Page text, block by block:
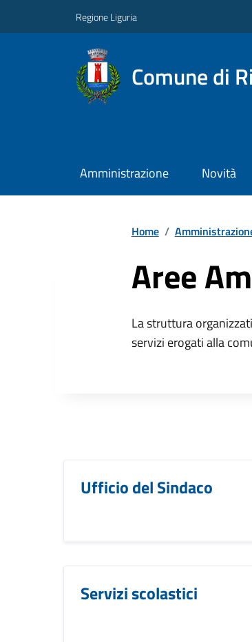
Regione Liguria
Comune di
Amministrazione Novità
Home /
Aree
La struttura
servizi erogati alla
Ufficio del Sindaco
Servizi scolastici